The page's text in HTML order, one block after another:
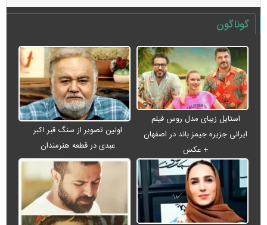
گوناگون
استایل زیبای مدل روس فیلم
ایرانی جزیره جیمز باند در اصفهان
+ عکس
اولین تصویر از سنگ قبر اکبر
عبدی در قطعه هنرمندان